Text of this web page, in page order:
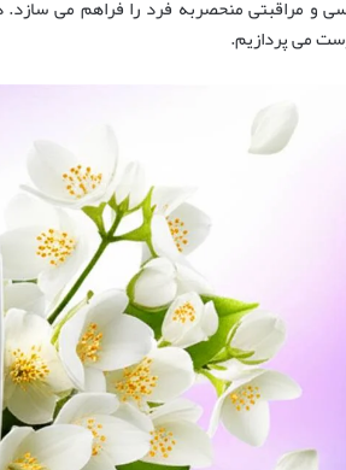
و مراقبتی منحصربه فرد را فراهم می سازد.
می پردازیم.